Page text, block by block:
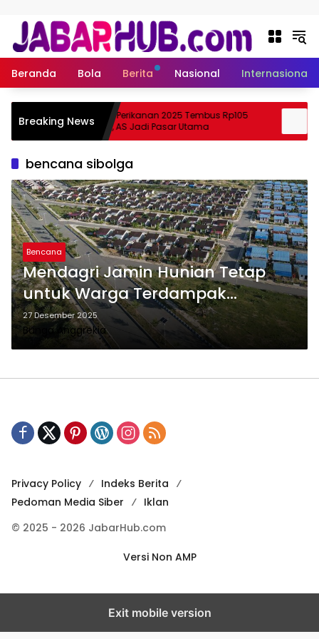
Beranda Bola Berita Nasional Internasional
Breaking NewsEkspor Perikanan 2025 Tembus Rp105
Triliun, AS Jadi Pasar Utama
bencana sibolga
Bencana
Mendagri Jamin Hunian Tetap
untuk Warga Terdampak
Bencana di Sibolga
27 Desember 2025
Bunga Anggrekia
Privacy Policy
Indeks Berita
Pedoman Media Siber
Iklan
© 2025 - 2026 JabarHub.com
Versi Non AMP
Exit mobile version